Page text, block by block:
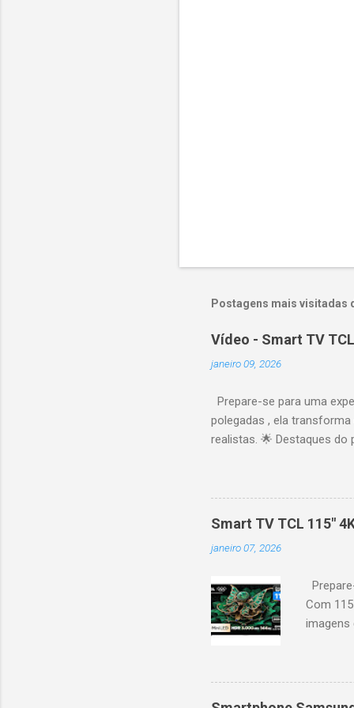
Postagens mais visitadas
Vídeo - Smart TV
janeiro 09, 2026
Prepare-se para uma
polegadas , ela
realistas. 🌟 Destaques do
desempenho otimizado
ideal para esportes e
recomendações
mais. Google Assistente :
Altura: 153,8 cm |
Smart TV TCL 115"
janeiro 07, 2026
Com
imagens
games,